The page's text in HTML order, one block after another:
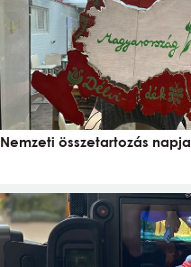
Nemzeti összetartozás napja